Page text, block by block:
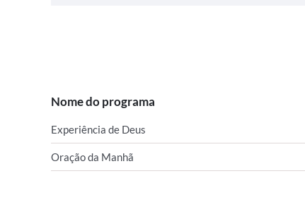
Nome do programa
Experiência de Deus
Oração da Manhã